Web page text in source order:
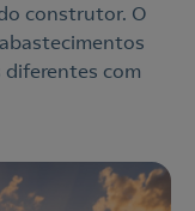
construtor. O
com